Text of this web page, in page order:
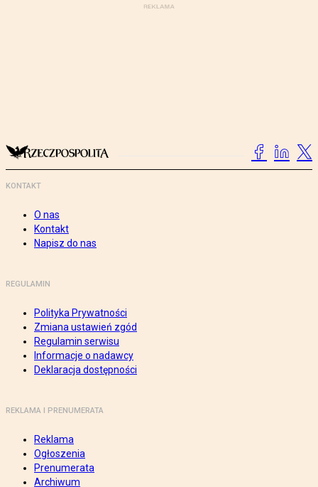
KONTAKT
O nas
Kontakt
Napisz do nas
REGULAMIN
Polityka Prywatności
Zmiana ustawień zgód
Regulamin serwisu
Informacje o nadawcy
Deklaracja dostępności
REKLAMA I PRENUMERATA
Reklama
Ogłoszenia
Prenumerata
Archiwum